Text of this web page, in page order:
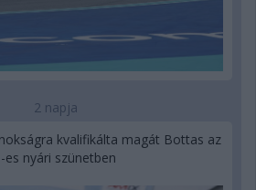
2 napja
kvalifikálta magát Bottas az
es nyári szünetben